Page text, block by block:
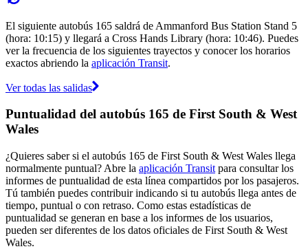
El siguiente autobús 165 saldrá de Ammanford Bus Station Stand 5
(hora: 10:15) y llegará a Cross Hands Library (hora: 10:46). Puedes
ver la frecuencia de los siguientes trayectos y conocer los horarios
exactos abriendo la aplicación Transit.
Ver todas las salidas
Puntualidad del autobús 165 de First South & West
Wales
¿Quieres saber si el autobús 165 de First South & West Wales llega
normalmente puntual? Abre la aplicación Transit para consultar los
informes de puntualidad de esta línea compartidos por los pasajeros.
Tú también puedes contribuir indicando si tu autobús llega antes de
tiempo, puntual o con retraso. Como estas estadísticas de
puntualidad se generan en base a los informes de los usuarios,
pueden ser diferentes de los datos oficiales de First South & West
Wales.